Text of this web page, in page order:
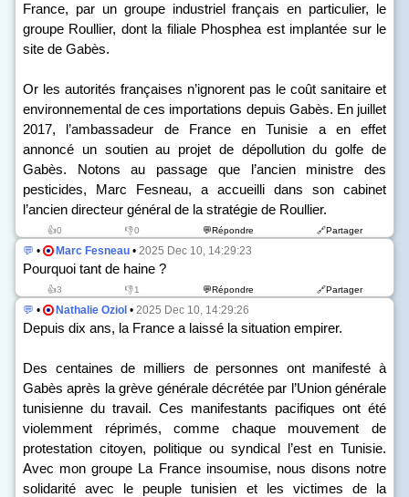
France, par un groupe industriel français en particulier, le
groupe Roullier, dont la filiale Phosphea est implantée sur le
site de Gabès.
Or les autorités françaises n’ignorent pas le coût sanitaire et
environnemental de ces importations depuis Gabès. En juillet
2017, l’ambassadeur de France en Tunisie a en effet
annoncé un soutien au projet de dépollution du golfe de
Gabès. Notons au passage que l’ancien ministre des
pesticides, Marc Fesneau, a accueilli dans son cabinet
l’ancien directeur général de la stratégie de Roullier.
👍0 👎0 💬Répondre 🔗Partager
💬 • Marc Fesneau • 2025 Dec 10, 14:29:23
Pourquoi tant de haine ?
👍3 👎1 💬Répondre 🔗Partager
💬 • Nathalie Oziol • 2025 Dec 10, 14:29:26
Depuis dix ans, la France a laissé la situation empirer.
Des centaines de milliers de personnes ont manifesté à
Gabès après la grève générale décrétée par l’Union générale
tunisienne du travail. Ces manifestants pacifiques ont été
violemment réprimés, comme chaque mouvement de
protestation citoyen, politique ou syndical l’est en Tunisie.
Avec mon groupe La France insoumise, nous disons notre
solidarité avec le peuple tunisien et les victimes de la